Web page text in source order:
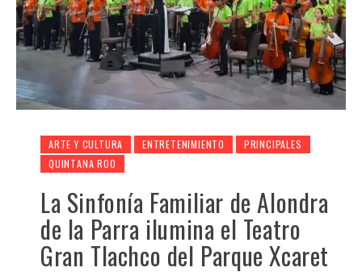
ARTE Y CULTURA ENTRETENIMIENTO
PRINCIPALES
QUINTANA ROO
La Sinfonía Familiar de Alondra
de la Parra ilumina el Teatro
Gran Tlachco del Parque Xcaret